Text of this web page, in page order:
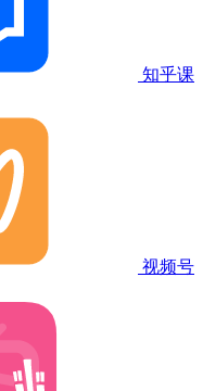
知乎课
视频号